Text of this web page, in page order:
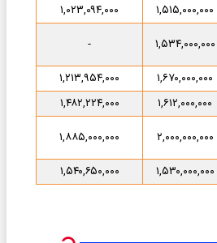
۱,۵۱۵,۰۰۰,۰۰۰
۱,۰۲۳,۰۹۴,۰۰۰
۱,۵۳۴,۰۰۰,۰۰۰
-
۱,۶۷۰,۰۰۰,۰۰۰
۱,۲۱۳,۹۵۴,۰۰۰
۱,۶۱۲,۰۰۰,۰۰۰
۱,۴۸۲,۲۲۴,۰۰۰
۲,۰۰۰,۰۰۰,۰۰۰
۱,۸۸۵,۰۰۰,۰۰۰
۱,۵۳۰,۰۰۰,۰۰۰ ۱,۵۴۰,۶۵۰,۰۰۰